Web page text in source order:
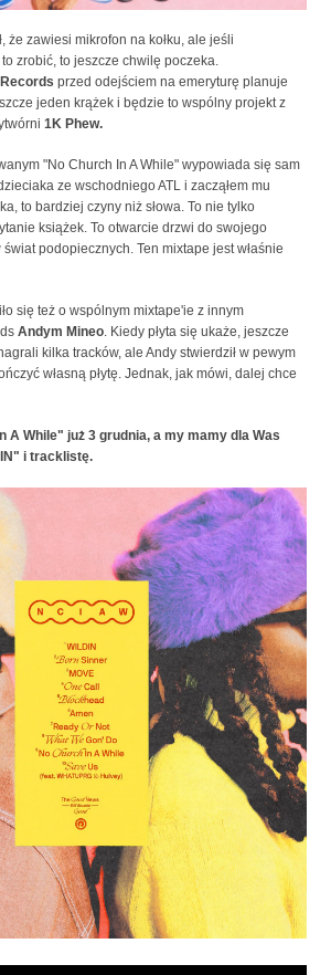
że zawiesi mikrofon na kołku, ale jeśli
zrobić, to jeszcze chwilę poczeka.
przed odejściem na emeryturę planuje
jeden krążek i będzie to wspólny projekt z
1K Phew.
"No Church In A While" wypowiada się sam
ze wschodniego ATL i zacząłem mu
to bardziej czyny niż słowa. To nie tylko
książek. To otwarcie drzwi do swojego
podopiecznych. Ten mixtape jest właśnie
się też o wspólnym mixtape'ie z innym
Andym Mineo. Kiedy płyta się ukaże, jeszcze
kilka tracków, ale Andy stwierdził w pewym
własną płytę. Jednak, jak mówi, dalej chce
A While" już 3 grudnia, a my mamy dla Was
i tracklistę.